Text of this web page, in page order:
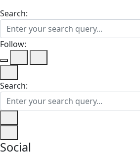
Search:
Follow:
Search:
Social